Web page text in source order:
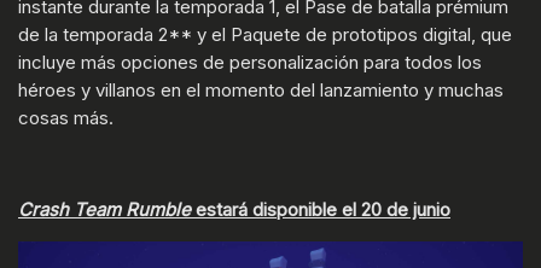
instante durante la temporada 1, el Pase de batalla prémium
de la temporada 2** y el Paquete de prototipos digital, que
incluye más opciones de personalización para todos los
héroes y villanos en el momento del lanzamiento y muchas
cosas más.
Crash Team Rumbleestará disponible el 20 de junio